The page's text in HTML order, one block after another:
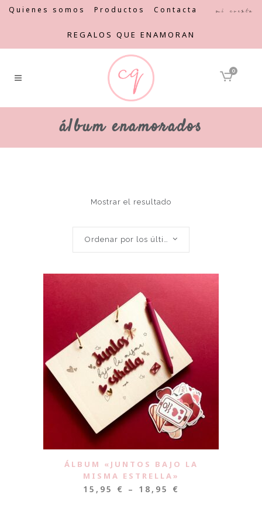
Quienes somos Productos Contacta Mi cuenta
REGALOS QUE ENAMORAN
0
álbum enamorados
Mostrar el resultado
Ordenar por los últimos
ÁLBUM «JUNTOS BAJO LA
MISMA ESTRELLA»
15,95 € – 18,95 €